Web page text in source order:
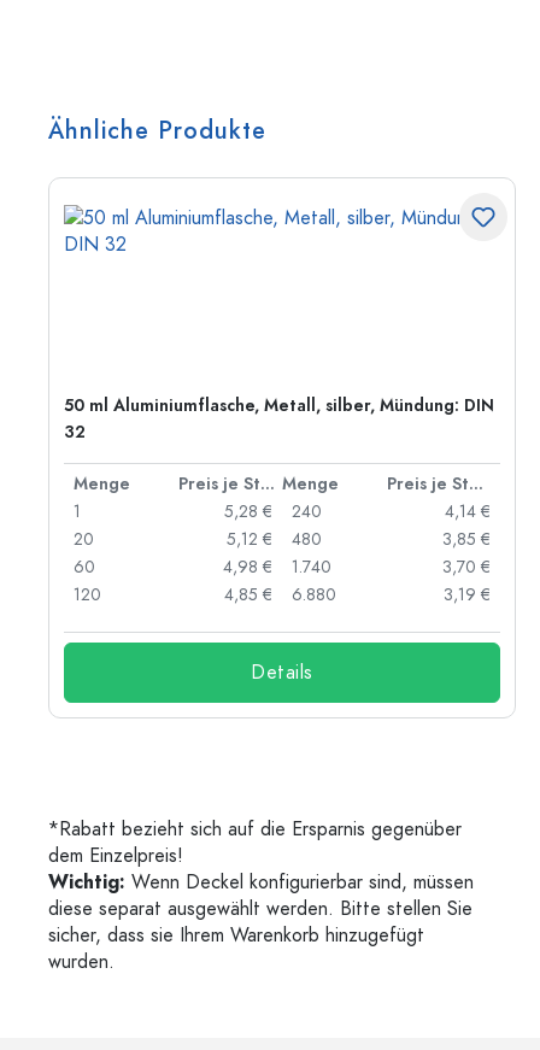
Ähnliche Produkte
50 ml Aluminiumflasche, Metall, silber, Mündung: DIN
32
Menge Preis je Stück Menge
Preis je Stück
1
5,28 €
20
5,12 €
60
4,98 €
120
4,85 €
240
4,14 €
480
3,85 €
1.740
3,70 €
6.880
3,19 €
Details
*Rabatt bezieht sich auf die Ersparnis gegenüber
dem Einzelpreis!
Wichtig: Wenn Deckel konfigurierbar sind, müssen
diese separat ausgewählt werden. Bitte stellen Sie
sicher, dass sie Ihrem Warenkorb hinzugefügt
wurden.